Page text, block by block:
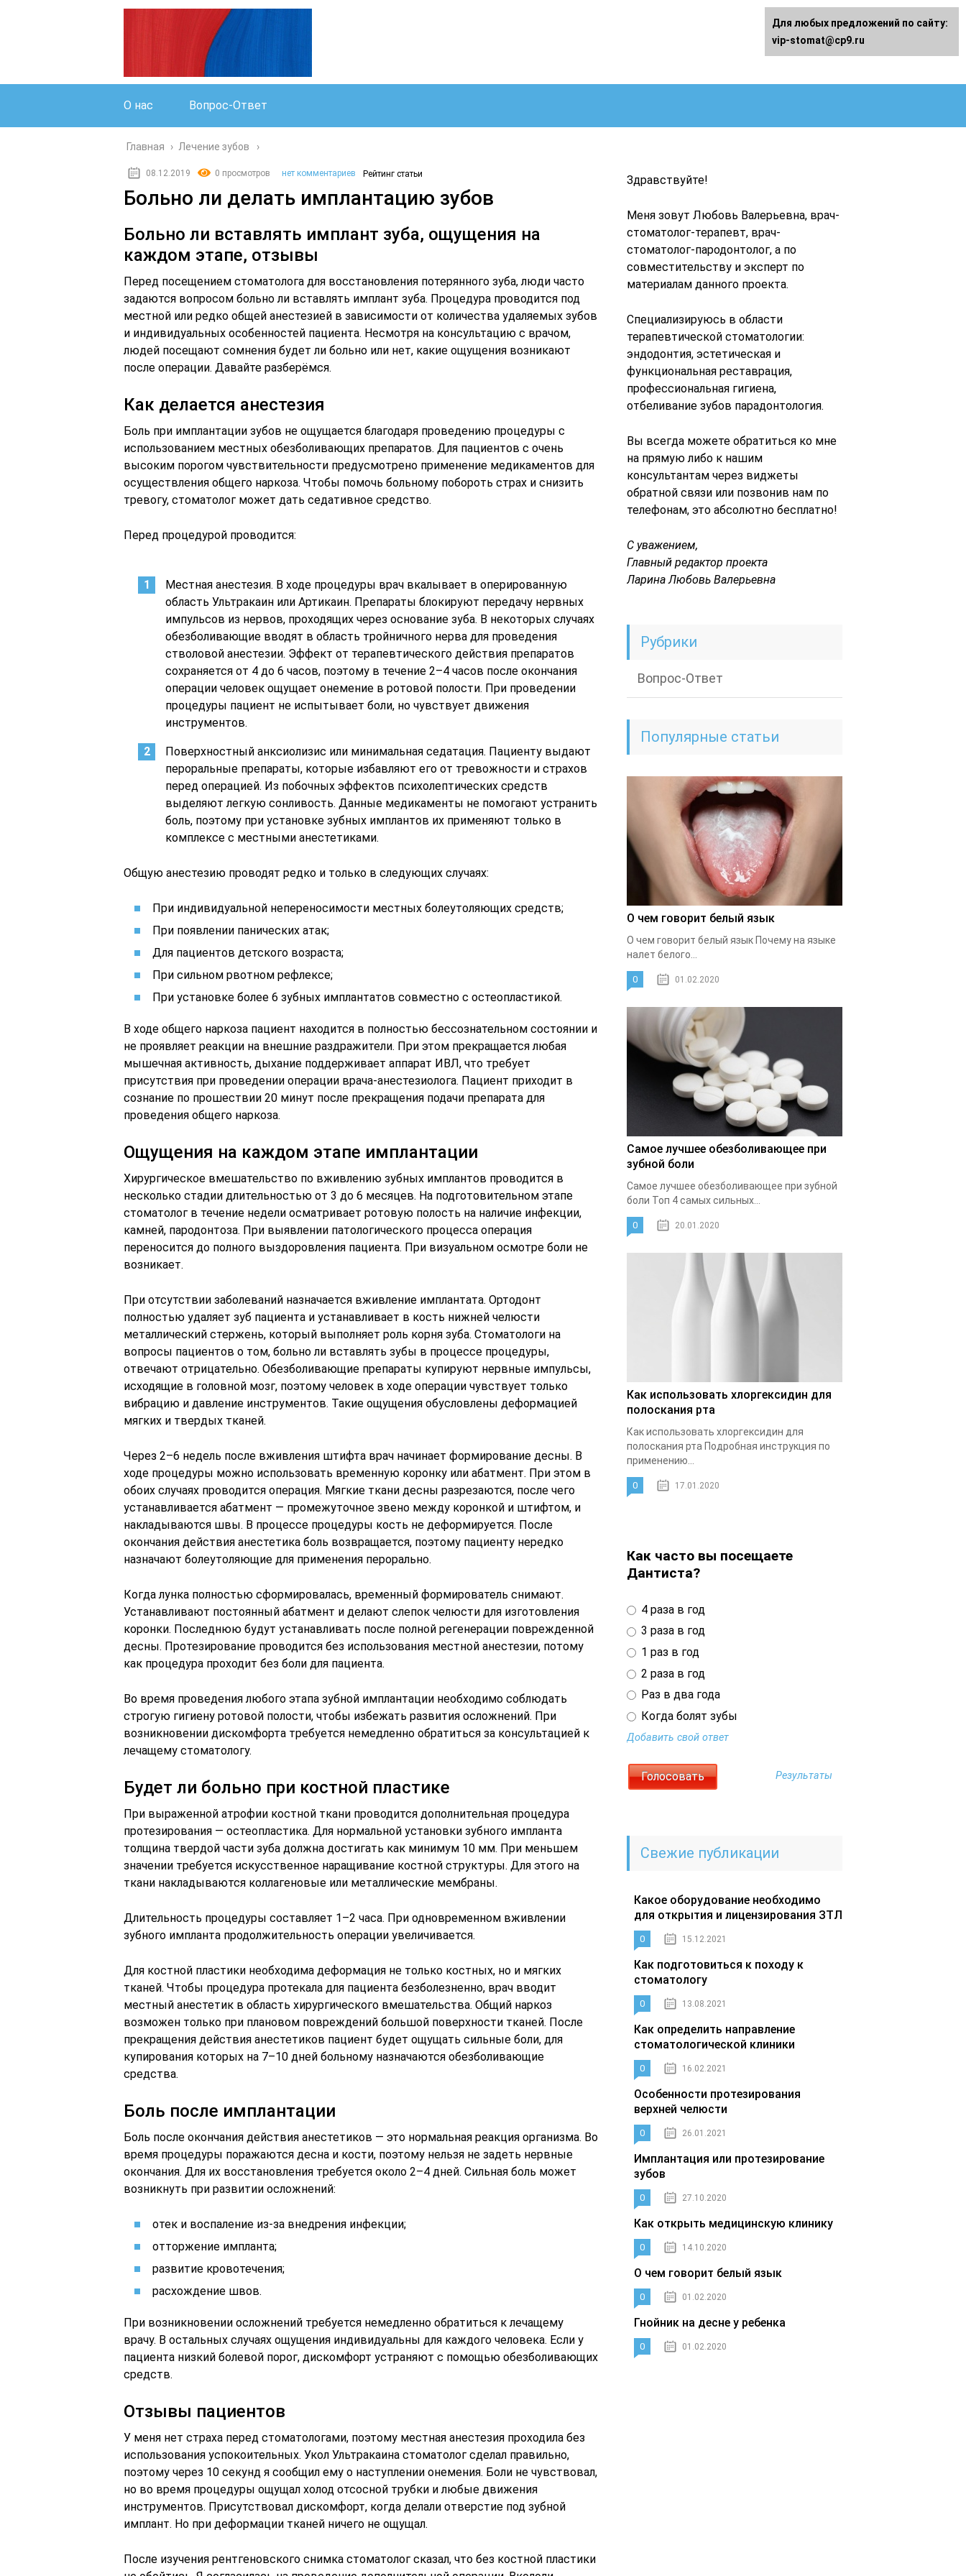
О нас Вопрос-Ответ
Главная › Лечение зубов
08.12.2019 0 просмотров нет комментариев Рейтинг статьи
Больно ли делать имплантацию зубов
Больно ли вставлять имплант зуба, ощущения на
каждом этапе, отзывы
Перед посещением стоматолога для восстановления потерянного зуба, люди часто
задаются вопросом больно ли вставлять имплант зуба. Процедура проводится под
местной или редко общей анестезией в зависимости от количества удаляемых зубов
и индивидуальных особенностей пациента. Несмотря на консультацию с врачом,
людей посещают сомнения будет ли больно или нет, какие ощущения возникают
после операции. Давайте разберёмся.
Как делается анестезия
Боль при имплантации зубов не ощущается благодаря проведению процедуры с
использованием местных обезболивающих препаратов. Для пациентов с очень
высоким порогом чувствительности предусмотрено применение медикаментов для
осуществления общего наркоза. Чтобы помочь больному побороть страх и снизить
тревогу, стоматолог может дать седативное средство.
Перед процедурой проводится:
Местная анестезия. В ходе процедуры врач вкалывает в оперированную
область Ультракаин или Артикаин. Препараты блокируют передачу нервных
импульсов из нервов, проходящих через основание зуба. В некоторых случаях
обезболивающие вводят в область тройничного нерва для проведения
стволовой анестезии. Эффект от терапевтического действия препаратов
сохраняется от 4 до 6 часов, поэтому в течение 2–4 часов после окончания
операции человек ощущает онемение в ротовой полости. При проведении
процедуры пациент не испытывает боли, но чувствует движения
инструментов.
Поверхностный анксиолизис или минимальная седатация. Пациенту выдают
пероральные препараты, которые избавляют его от тревожности и страхов
перед операцией. Из побочных эффектов психолептических средств
выделяют легкую сонливость. Данные медикаменты не помогают устранить
боль, поэтому при установке зубных имплантов их применяют только в
комплексе с местными анестетиками.
Общую анестезию проводят редко и только в следующих случаях:
При индивидуальной непереносимости местных болеутоляющих средств;
При появлении панических атак;
Для пациентов детского возраста;
При сильном рвотном рефлексе;
При установке более 6 зубных имплантатов совместно с остеопластикой.
В ходе общего наркоза пациент находится в полностью бессознательном состоянии и
не проявляет реакции на внешние раздражители. При этом прекращается любая
мышечная активность, дыхание поддерживает аппарат ИВЛ, что требует
присутствия при проведении операции врача-анестезиолога. Пациент приходит в
сознание по прошествии 20 минут после прекращения подачи препарата для
проведения общего наркоза.
Ощущения на каждом этапе имплантации
Хирургическое вмешательство по вживлению зубных имплантов проводится в
несколько стадии длительностью от 3 до 6 месяцев. На подготовительном этапе
стоматолог в течение недели осматривает ротовую полость на наличие инфекции,
камней, пародонтоза. При выявлении патологического процесса операция
переносится до полного выздоровления пациента. При визуальном осмотре боли не
возникает.
При отсутствии заболеваний назначается вживление имплантата. Ортодонт
полностью удаляет зуб пациента и устанавливает в кость нижней челюсти
металлический стержень, который выполняет роль корня зуба. Стоматологи на
вопросы пациентов о том, больно ли вставлять зубы в процессе процедуры,
отвечают отрицательно. Обезболивающие препараты купируют нервные импульсы,
исходящие в головной мозг, поэтому человек в ходе операции чувствует только
вибрацию и давление инструментов. Такие ощущения обусловлены деформацией
мягких и твердых тканей.
Через 2–6 недель после вживления штифта врач начинает формирование десны. В
ходе процедуры можно использовать временную коронку или абатмент. При этом в
обоих случаях проводится операция. Мягкие ткани десны разрезаются, после чего
устанавливается абатмент — промежуточное звено между коронкой и штифтом, и
накладываются швы. В процессе процедуры кость не деформируется. После
окончания действия анестетика боль возвращается, поэтому пациенту нередко
назначают болеутоляющие для применения перорально.
Когда лунка полностью сформировалась, временный формирователь снимают.
Устанавливают постоянный абатмент и делают слепок челюсти для изготовления
коронки. Последнюю будут устанавливать после полной регенерации поврежденной
десны. Протезирование проводится без использования местной анестезии, потому
как процедура проходит без боли для пациента.
Во время проведения любого этапа зубной имплантации необходимо соблюдать
строгую гигиену ротовой полости, чтобы избежать развития осложнений. При
возникновении дискомфорта требуется немедленно обратиться за консультацией к
лечащему стоматологу.
Будет ли больно при костной пластике
При выраженной атрофии костной ткани проводится дополнительная процедура
протезирования — остеопластика. Для нормальной установки зубного импланта
толщина твердой части зуба должна достигать как минимум 10 мм. При меньшем
значении требуется искусственное наращивание костной структуры. Для этого на
ткани накладываются коллагеновые или металлические мембраны.
Длительность процедуры составляет 1–2 часа. При одновременном вживлении
зубного импланта продолжительность операции увеличивается.
Для костной пластики необходима деформация не только костных, но и мягких
тканей. Чтобы процедура протекала для пациента безболезненно, врач вводит
местный анестетик в область хирургического вмешательства. Общий наркоз
возможен только при плановом повреждений большой поверхности тканей. После
прекращения действия анестетиков пациент будет ощущать сильные боли, для
купирования которых на 7–10 дней больному назначаются обезболивающие
средства.
Боль после имплантации
Боль после окончания действия анестетиков — это нормальная реакция организма. Во
время процедуры поражаются десна и кости, поэтому нельзя не задеть нервные
окончания. Для их восстановления требуется около 2–4 дней. Сильная боль может
возникнуть при развитии осложнений:
отек и воспаление из-за внедрения инфекции;
отторжение импланта;
развитие кровотечения;
расхождение швов.
При возникновении осложнений требуется немедленно обратиться к лечащему
врачу. В остальных случаях ощущения индивидуальны для каждого человека. Если у
пациента низкий болевой порог, дискомфорт устраняют с помощью обезболивающих
средств.
Отзывы пациентов
У меня нет страха перед стоматологами, поэтому местная анестезия проходила без
использования успокоительных. Укол Ультракаина стоматолог сделал правильно,
поэтому через 10 секунд я сообщил ему о наступлении онемения. Боли не чувствовал,
но во время процедуры ощущал холод отсосной трубки и любые движения
инструментов. Присутствовал дискомфорт, когда делали отверстие под зубной
имплант. Но при деформации тканей ничего не ощущал.
После изучения рентгеновского снимка стоматолог сказал, что без костной пластики
Здравствуйте!
Меня зовут Любовь Валерьевна, врач-
стоматолог-терапевт, врач-
стоматолог-пародонтолог, а по
совместительству и эксперт по
материалам данного проекта.
Специализируюсь в области
терапевтической стоматологии:
эндодонтия, эстетическая и
функциональная реставрация,
профессиональная гигиена,
отбеливание зубов парадонтология.
Вы всегда можете обратиться ко мне
на прямую либо к нашим
консультантам через виджеты
обратной связи или позвонив нам по
телефонам, это абсолютно бесплатно!
С уважением,
Главный редактор проекта
Ларина Любовь Валерьевна
Рубрики
Вопрос-Ответ
Популярные статьи
О чем говорит белый язык
О чем говорит белый язык Почему на языке
налет белого...
0 01.02.2020
Самое лучшее обезболивающее при
зубной боли
Самое лучшее обезболивающее при зубной
боли Топ 4 самых сильных...
0 20.01.2020
Как использовать хлоргексидин для
полоскания рта
Как использовать хлоргексидин для
полоскания рта Подробная инструкция по
применению...
0 17.01.2020
Как часто вы посещаете
Дантиста?
4 раза в год
3 раза в год
1 раз в год
2 раза в год
Раз в два года
Когда болят зубы
Добавить свой ответ
Результаты
Свежие публикации
Какое оборудование необходимо
для открытия и лицензирования ЗТЛ
0 15.12.2021
Как подготовиться к походу к
стоматологу
0 13.08.2021
Как определить направление
стоматологической клиники
0 16.02.2021
Особенности протезирования
верхней челюсти
0 26.01.2021
Имплантация или протезирование
зубов
0 27.10.2020
Как открыть медицинскую клинику
0 14.10.2020
О чем говорит белый язык
0 01.02.2020
Гнойник на десне у ребенка
0 01.02.2020
Для любых предложений по сайту:
vip-stomat@cp9.ru